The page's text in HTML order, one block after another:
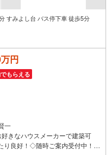
すみよし台 バス停下車 徒歩5分
円
もらえる
一
きなハウスメーカーで建築可
良好！◇随時ご案内受付中！◆